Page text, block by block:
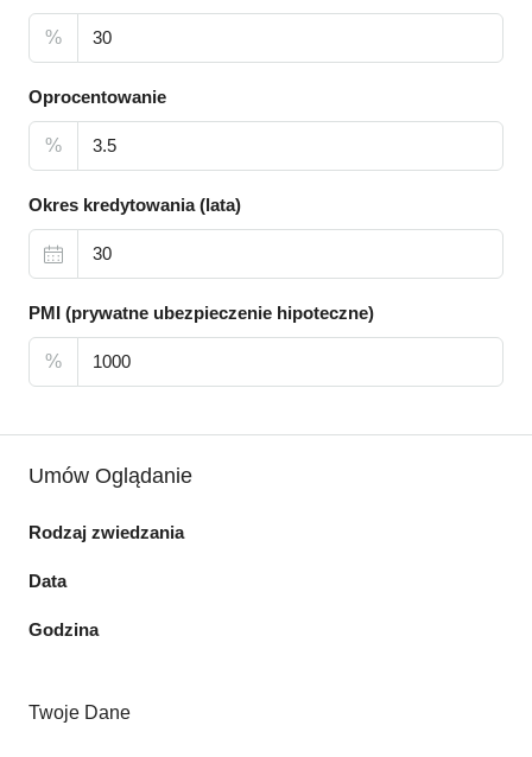
%
Oprocentowanie
%
Okres kredytowania (lata)
PMI (prywatne ubezpieczenie hipoteczne)
%
Umów Oglądanie
Rodzaj zwiedzania
Data
Godzina
Twoje Dane